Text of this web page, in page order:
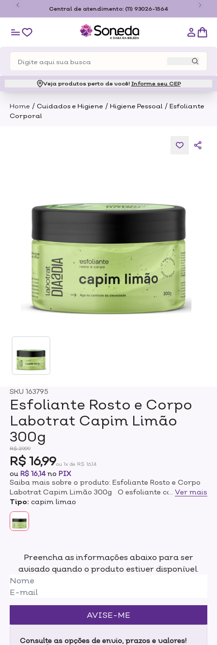
Central de atendimento: (11) 93026-1564
Veja produtos perto de você! Informe seu CEP
Home / Cuidados e Higiene / Higiene Pessoal / Esfoliante
Corporal
SKU 163795
Esfoliante Rosto e Corpo
Labotrat Capim Limão
300g
R$ 29,99
R$ 16,99ou 1x de R$ 16,14
ou R$ 16,14no PIX
Saiba mais sobre o produto: Esfoliante Rosto e Corpo
Labotrat Capim Limão 300g O esfoliante capim
limão labotrat age como um peeling físico sobre sua
pele, promovendo a limpeza profunda dos poros,
removendo células mortas e impurezas. O resultado é
uma pele muito mais limpa, fresca e hidratada. Modo
pelo tempo desejado. Retirar com agua em
abundância.
Ver mais
Tipo: capim limao
Preencha as informações abaixo para ser
avisado quando o produto estiver disponível.
AVISE-ME
Consulte as opções de envio, prazos e valores!